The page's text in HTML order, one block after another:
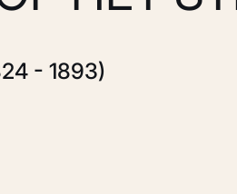
- 1893)